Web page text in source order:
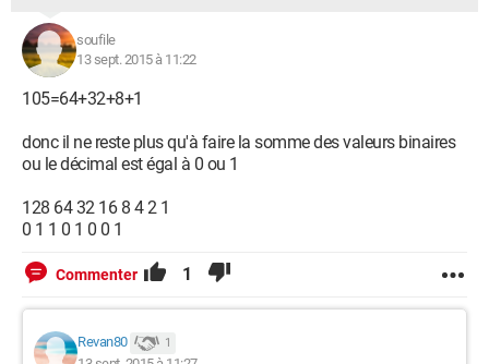
soufile
13 sept. 2015 à 11:22
105=64+32+8+1
donc il ne reste plus qu'à faire la somme des valeurs binaires
ou le décimal est égal à 0 ou 1
128 64 32 16 8 4 2 1
0 1 1 0 1 0 0 1
Commenter 1
Revan80 1